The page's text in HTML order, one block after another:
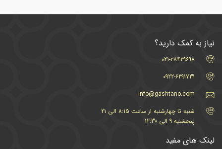
نیاز به کمک دارید؟
021-۲۸۴۲۹۶۹۸
0922-6291731
info@gashtano.com
شنبه تا چهارشنبه از ساعت 8:15 الی 21
پنجشنبه 9 الی 12:30
لینک های مفید